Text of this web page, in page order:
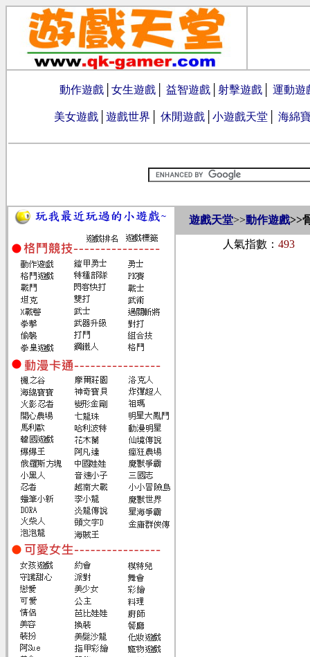
動作遊戲 女生遊戲 益智遊戲 射擊遊戲 運動遊
美女遊戲 遊戲世界 休閒遊戲 小遊戲天堂 海綿
遊戲天堂>>動作遊戲>>
人氣指數： 493